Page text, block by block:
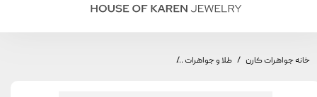
خانه جواهرات کارن طلا و جواهرات